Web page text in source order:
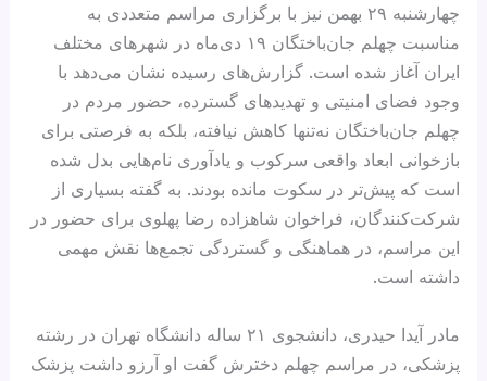
چهارشنبه ۲۹ بهمن نیز با برگزاری مراسم متعددی به
مناسبت چهلم جان‌باختگان ۱۹ دی‌ماه در شهرهای مختلف
ایران آغاز شده است. گزارش‌های رسیده نشان می‌دهد با
وجود فضای امنیتی و تهدیدهای گسترده، حضور مردم در
چهلم جان‌باختگان نه‌تنها کاهش نیافته، بلکه به فرصتی برای
بازخوانی ابعاد واقعی سرکوب و یادآوری نام‌هایی بدل شده
است که پیش‌تر در سکوت مانده بودند. به‌ گفته بسیاری از
شرکت‌کنندگان، فراخوان شاهزاده رضا پهلوی برای حضور در
این مراسم‌، در هماهنگی و گستردگی تجمع‌ها نقش مهمی
داشته است.
مادر آیدا حیدری، دانشجوی ۲۱ ساله دانشگاه تهران در رشته
پزشکی، در مراسم چهلم دخترش گفت او آرزو داشت پزشک